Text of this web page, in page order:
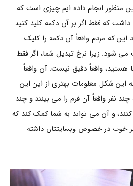
منظور انجام داده ایم چیزی است که
که فقط اگر بر آن دکمه کلید کنید
این که مردم واقعاً آن دکمه را کلیک
می شود. زیرا نرخ تبدیل شما، اگر فقط
واقعاً دقیق نیست. آن واقعاً
این شکل معلومات بهتری از این این
نفر واقعاً آن فرم را می بینند و چند
کنند، و آن می تواند به شما کمک کند که
خوب در خصوص وبسایتتان داشته